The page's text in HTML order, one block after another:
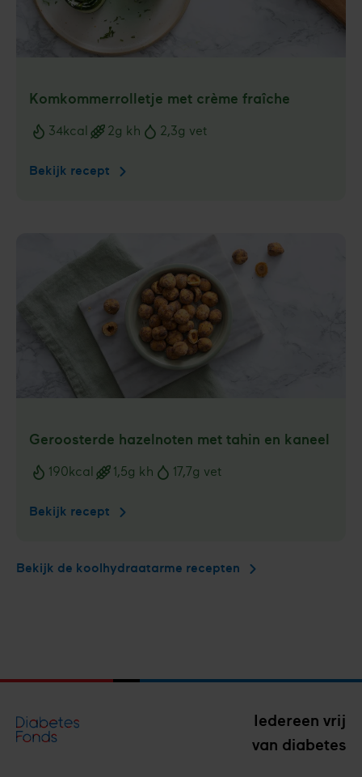
Komkommerrolletje met crème fraîche
34kcal 2g kh 2,3g vet
Bekijk recept Komkommerrolletje
Geroosterde hazelnoten met tahin en kaneel
190kcal 1,5g kh 17,7g vet
Bekijk recept Geroosterde
tahin
Bekijk de koolhydraatarme recepten
Iedereen vrij
van diabetes